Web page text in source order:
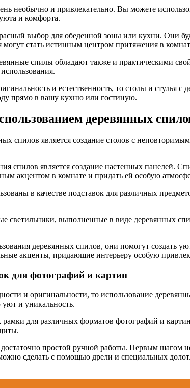
необычно и привлекательно. Вы можете
и комфорта.
выбор для обеденной зоны или кухни. Они
могут стать истинным центром притяжения в
спилы обладают также и практическими
и естественность, то столы и
прямо в вашу кухню или гостиную.
деревянных
спилов является создание столов с
спилов является создание настенных панелей.
акцентом в комнате и придать ей особую
в качестве подставок для различных
светильники, выполненные в виде деревянных
деревянных спилов, они помогут
акценты, придающие интерьеру особую
для фотографий и картин
и оригинальности, то использование
и уникальность.
для различных форматов фотографий и
простой ручной работы. Первым
сделать с помощью дрели и специальных